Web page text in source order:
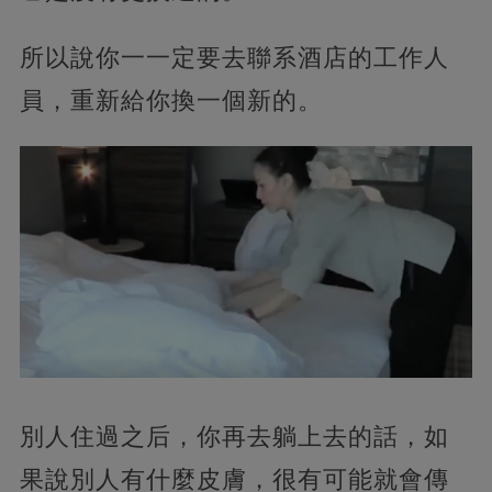
所以說你一一定要去聯系酒店的工作人
員，重新給你換一個新的。
別人住過之后，你再去躺上去的話，如
果說別人有什麼皮膚，很有可能就會傳